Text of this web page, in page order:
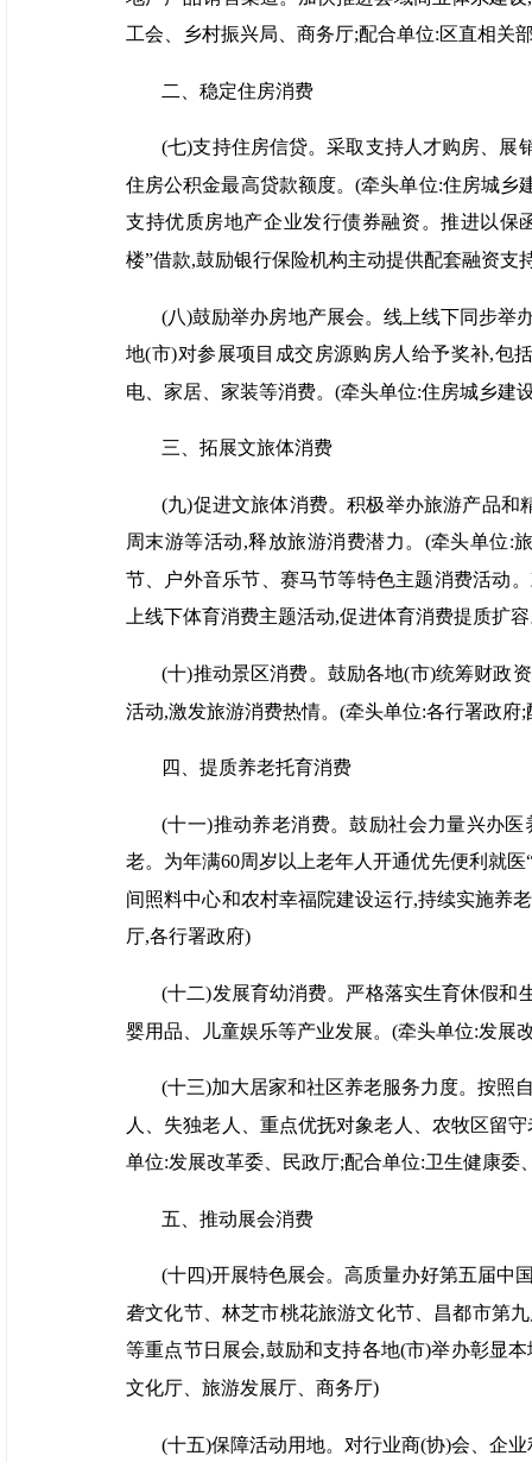
工会、乡村振兴局、商务厅;配合单位:区直相关
二、稳定住房消费
(七)支持住房信贷。采取支持人才购房、展
住房公积金最高贷款额度。(牵头单位:住房城乡
支持优质房地产企业发行债券融资。推进以保
楼”借款,鼓励银行保险机构主动提供配套融资
(八)鼓励举办房地产展会。线上线下同步举
地(市)对参展项目成交房源购房人给予奖补,包
电、家居、家装等消费。(牵头单位:住房城乡建
三、拓展文旅体消费
(九)促进文旅体消费。积极举办旅游产品和
周末游等活动,释放旅游消费潜力。(牵头单位:
节、户外音乐节、赛马节等特色主题消费活动
上线下体育消费主题活动,促进体育消费提质扩
(十)推动景区消费。鼓励各地(市)统筹财政
活动,激发旅游消费热情。(牵头单位:各行署政府
四、提质养老托育消费
(十一)推动养老消费。鼓励社会力量兴办
老。为年满60周岁以上老年人开通优先便利就
间照料中心和农村幸福院建设运行,持续实施养
厅,各行署政府)
(十二)发展育幼消费。严格落实生育休假和
婴用品、儿童娱乐等产业发展。(牵头单位:发展
(十三)加大居家和社区养老服务力度。按照
人、失独老人、重点优抚对象老人、农牧区留
单位:发展改革委、民政厅;配合单位:卫生健康委
五、推动展会消费
(十四)开展特色展会。高质量办好第五届中
砻文化节、林芝市桃花旅游文化节、昌都市第
等重点节日展会,鼓励和支持各地(市)举办彰显
文化厅、旅游发展厅、商务厅)
(十五)保障活动用地。对行业商(协)会、企